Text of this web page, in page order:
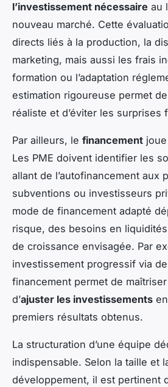
l’investissement nécessaire au
nouveau marché. Cette
directs liés à la production, la
marketing, mais aussi les frais
formation ou l’adaptation
estimation rigoureuse permet
réaliste et d’éviter les surprises
Par ailleurs, le financement
Les PME doivent identifier les
allant de l’autofinancement aux
subventions ou investisseurs
mode de financement adapté
risque, des besoins en
de croissance envisagée. Par
investissement progressif via
financement permet de
d’ajuster les investissements
premiers résultats obtenus.
La structuration d’une équipe
indispensable. Selon la taille et
développement, il est pertinent